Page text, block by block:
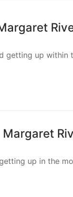
getting up within
Margaret
up in the